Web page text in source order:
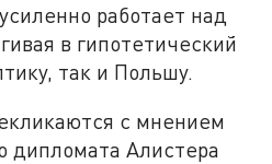
работает над
в гипотетический
так и Польшу.
с мнением
дипломата Алистера